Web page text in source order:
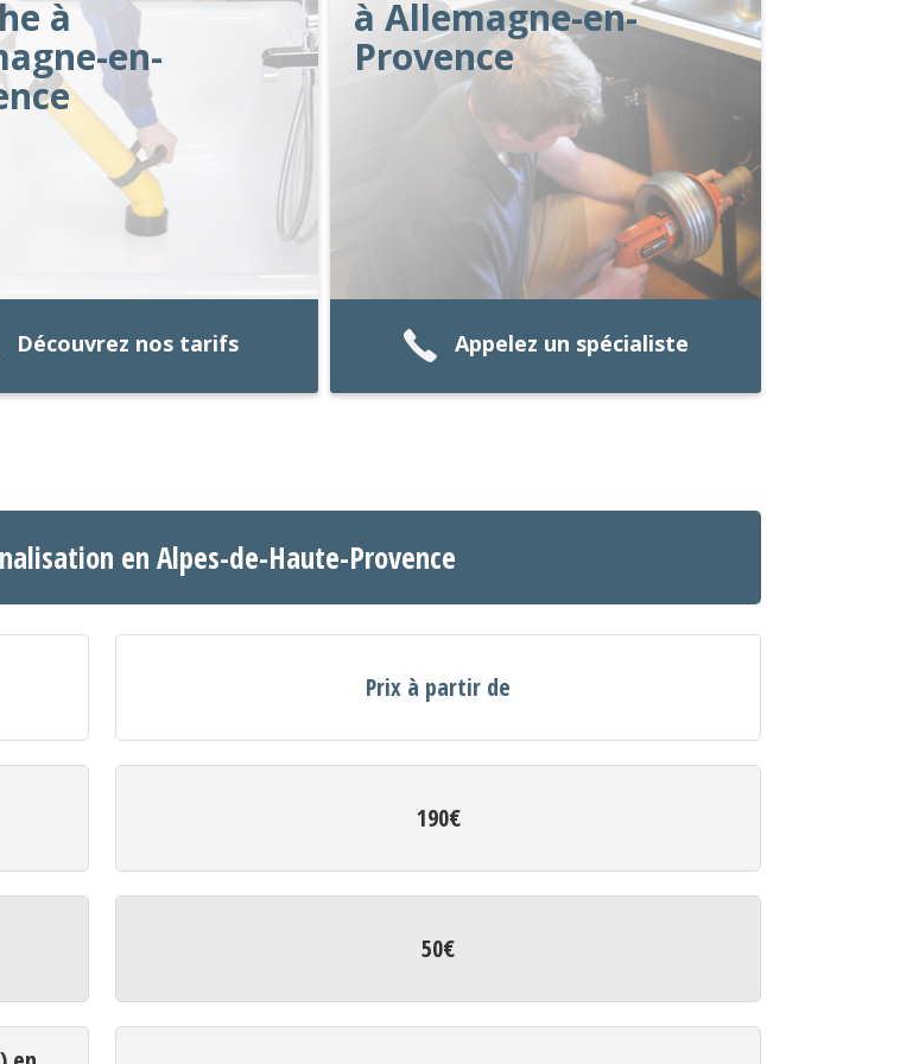
à
en-
Découvrez nos tarifs
à Allemagne-en-
Provence
Appelez un spécialiste
en Alpes-de-Haute-Provence
Prix à partir de
190€
50€